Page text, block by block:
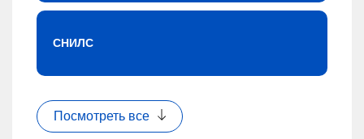
СНИЛС
Посмотреть все